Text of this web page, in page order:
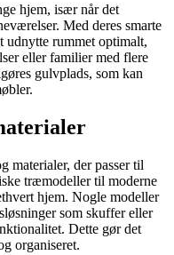
hjem, især når det
Med deres smarte
udnytte rummet optimalt,
eller familier med flere
gulvplads, som kan
materialer, der passer til
træmodeller til moderne
hjem. Nogle modeller
som skuffer eller
Dette gør det
organiseret.